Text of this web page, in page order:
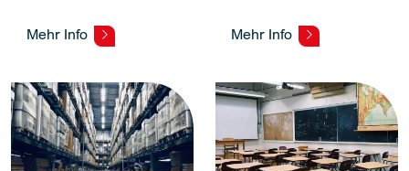
Mehr Info Mehr Info